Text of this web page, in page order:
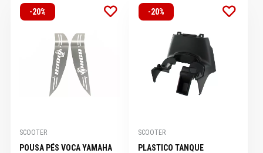
-20%
SCOOTER
POUSA PÉS VOCA YAMAHA
-20%
SCOOTER
PLASTICO TANQUE